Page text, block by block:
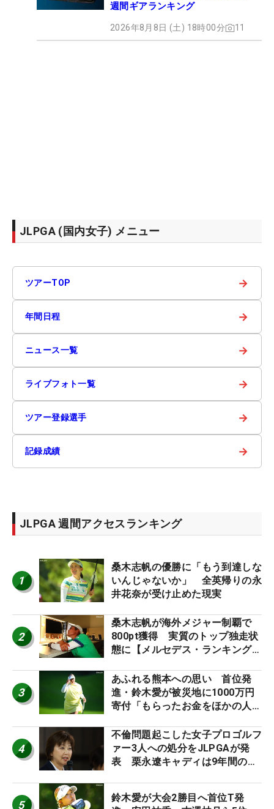
週間ギアランキング
2026年8月8日 (土) 18時00分 11
JLPGA (国内女子) メニュー
ツアーTOP →
年間日程 →
ニュース一覧 →
ライブフォト一覧 →
ツアー登録選手 →
記録成績 →
JLPGA 週間アクセスランキング
1
桑木志帆の優勝に「もう到達しな
いんじゃないか」 全英帰りの永
井花奈が受け止めた現実
2
桑木志帆が海外メジャー制覇で
800pt獲得 実質のトップ独走状
態に【メルセデス・ランキング番
3
あふれる熊本への思い 首位発
進・鈴木愛が被災地に1000万円
寄付「もらったお金をほかの人
4
不倫問題起こした女子プロゴルフ
ァー3人への処分をJLPGAが発
表 栗永遼キャディは9年間の立
5
鈴木愛が大会2勝目へ首位T発